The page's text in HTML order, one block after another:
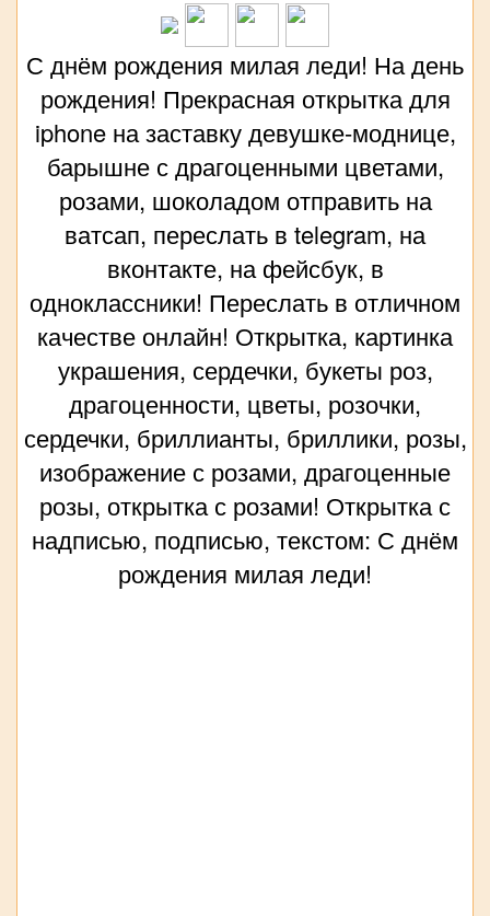
С днём рождения милая леди! На день
рождения! Прекрасная открытка для
iphone на заставку девушке-моднице,
барышне с драгоценными цветами,
розами, шоколадом отправить на
ватсап, переслать в telegram, на
вконтакте, на фейсбук, в
одноклассники! Переслать в отличном
качестве онлайн! Открытка, картинка
украшения, сердечки, букеты роз,
драгоценности, цветы, розочки,
сердечки, бриллианты, бриллики, розы,
изображение с розами, драгоценные
розы, открытка с розами! Открытка с
надписью, подписью, текстом: С днём
рождения милая леди!